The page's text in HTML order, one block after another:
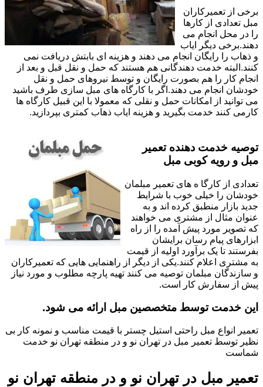
برخی از تعمیرکاران
مبل تعدادی از کارها
را در محل انجام می
دهند.برخی دیگر ایاب
و ذهاب را رایگان انجام می دهند و هزینه ای بابتش دریافت نمی
کنند.البته خدمت دهندگانی هم هستند که حمل و نقل قبل و بعد از
انجام کار را هم بصورت رایگان و توسط نیروهای حمل و نقل
خودشان انجام می دهند.اگر با کارگاه های مبل سازی طرف باشید
می توانید از امکانات حمل و نقلی که معمولا با این قبیل کارگاه ها
کارمی کنند خدمت بگیرید و هزینه ایاب ذهاب کمتری بپردازید.
توصیه خدمت دهنده تعمیر
مبل و رویه کوبی مبل
تعدادی از کارگا ه های تعمیر مبلمان
خودشان را خیلی خوب با شرایط
جدید بازار منطبق کرده اند و به
عنوان مثال از مشتری می خواهند
که تصویر مورد پیش آمده را از راه
ابزارهای پیام رسان برایشان
بفرستند تا یک برآورد اولیه از قیمت
به مشتری اعلام کنند.یکی از دیگر از راهنمایی هایی که تعمیرکاران
و سازندگان مبلمان توصیه می کنند تهیه پارچه مطلوب و مورد نیاز
پیش از سفارش کار است.
این خدمت توسط متخصصین مبل ارائه می شود.
تعمیر انواع مبل راحتی استیل چستر با قیمت مناسب و نمونه کار بی
نظیر توسط تعمیر مبل در تهران نو و در منطقه تهران نو خدمت
شماست
تعمیر مبل در تهران نو و در منطقه تهران نو